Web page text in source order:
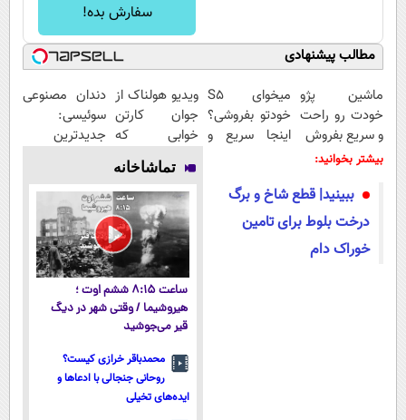
سفارش بده!
مطالب پیشنهادی
ماشین پژو
خودت رو راحت
و سریع بفروش
میخوای S5
خودتو بفروشی؟
اینجا سریع و
ویدیو هولناک از
جوان کارتن
خوابی که
میلیاردر شد.
آموزش رایگان
دندان مصنوعی
سوئیسی:
جدیدترین
پرداخت قسطی
بیشتر بخوانید:
ببینید| قطع شاخ و برگ
درخت بلوط برای تامین
خوراک دام
تماشاخانه
ساعت ۸:۱۵ ششم اوت ؛
هیروشیما / وقتی شهر در دیگ
قیر می‌جوشید
محمدباقر خرازی کیست؟
روحانی جنجالی با ادعاها و
ایده‌های تخیلی